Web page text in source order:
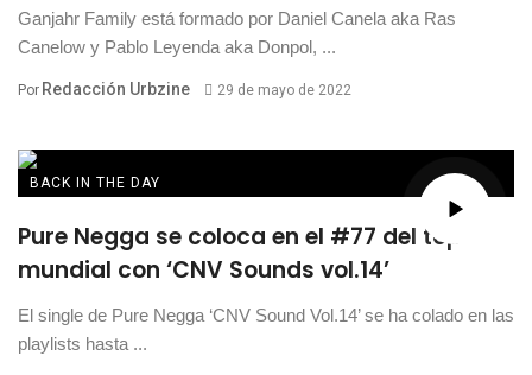
Ganjahr Family está formado por Daniel Canela aka Ras
Canelow y Pablo Leyenda aka Donpol, ...
Por Redacción Urbzine 29 de mayo de 2022
BACK IN THE DAY
Pure Negga se coloca en el #77 del top
mundial con ‘CNV Sounds vol.14’
El single de Pure Negga ‘CNV Sound Vol.14’ se ha colado en las
playlists hasta ...